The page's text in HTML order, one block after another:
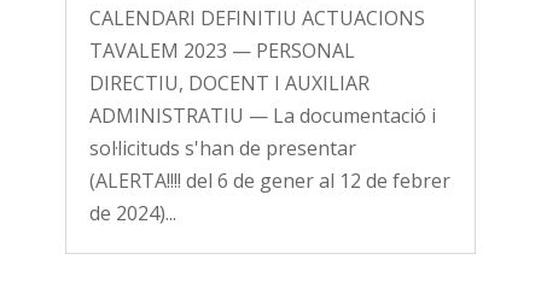
CALENDARI DEFINITIU ACTUACIONS
TAVALEM 2023 — PERSONAL
DIRECTIU, DOCENT I AUXILIAR
ADMINISTRATIU — La documentació i
sol·licituds s'han de presentar
(ALERTA!!!! del 6 de gener al 12 de febrer
de 2024)...